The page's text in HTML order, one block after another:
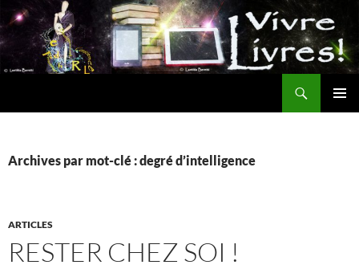
Aller
au
contenu
Archives par mot-clé : degré d’intelligence
ARTICLES
RESTER CHEZ SOI !